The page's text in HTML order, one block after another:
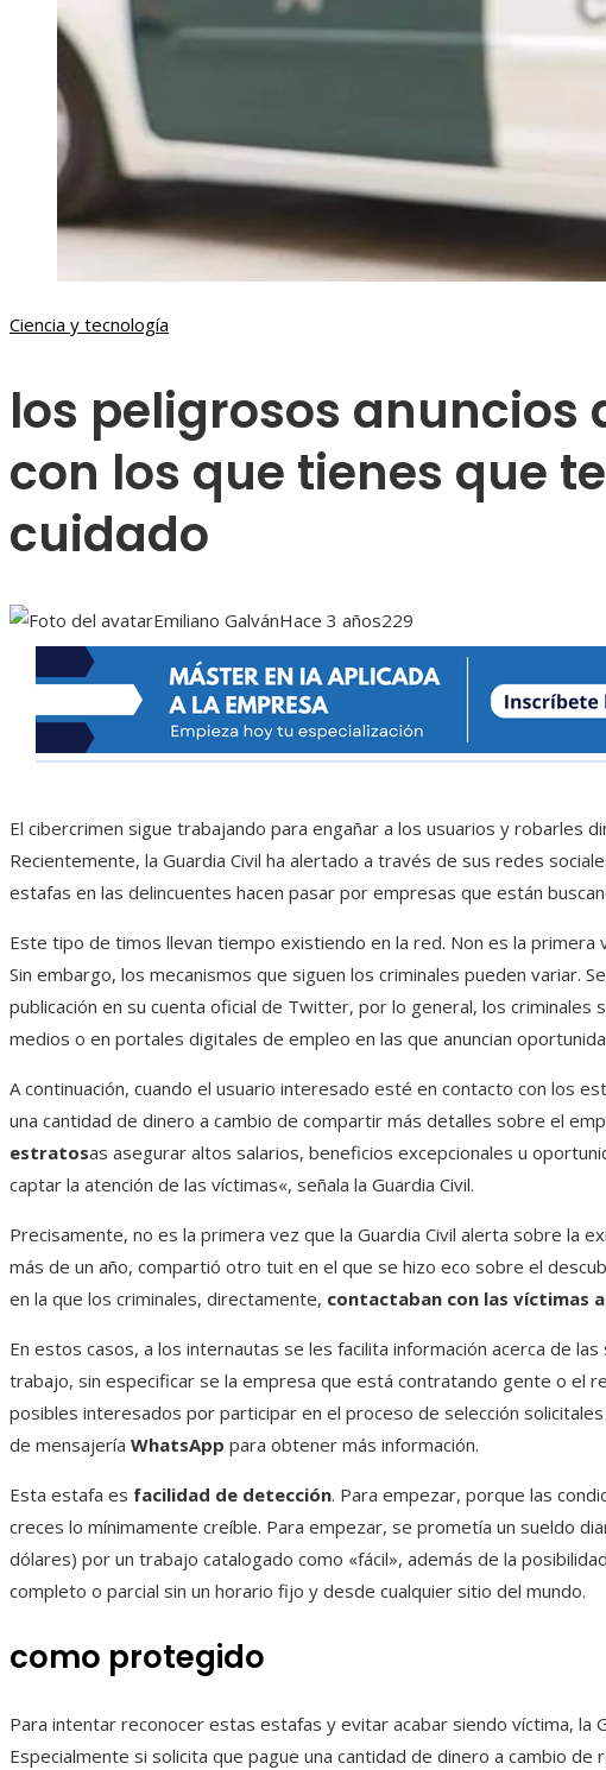
Ciencia y tecnología
los peligrosos anuncios
con los que tienes que
cuidado
Emiliano GalvánHace 3 años229
El cibercrimen sigue trabajando para engañar a los usuarios y robarles
Recientemente, la Guardia Civil ha alertado a través de sus redes
estafas en las delincuentes hacen pasar por empresas que están
Este tipo de timos llevan tiempo existiendo en la red. Non es la primera
Sin embargo, los mecanismos que siguen los criminales pueden variar.
publicación en su cuenta oficial de Twitter, por lo general, los criminales
medios o en portales digitales de empleo en las que anuncian
A continuación, cuando el usuario interesado esté en contacto con los
una cantidad de dinero a cambio de compartir más detalles sobre el
estratosas asegurar altos salarios, beneficios excepcionales u
captar la atención de las víctimas«, señala la Guardia Civil.
Precisamente, no es la primera vez que la Guardia Civil alerta sobre la
más de un año, compartió otro tuit en el que se hizo eco sobre el
en la que los criminales, directamente, contactaban con las víctimas
En estos casos, a los internautas se les facilita información acerca de
trabajo, sin especificar se la empresa que está contratando gente o el
posibles interesados ​​por participar en el proceso de selección
de mensajería WhatsApp para obtener más información.
Esta estafa es facilidad de detección. Para empezar, porque las
creces lo mínimamente creíble. Para empezar, se prometía un sueldo
dólares) por un trabajo catalogado como «fácil», además de la
completo o parcial sin un horario fijo y desde cualquier sitio del mundo.
como protegido
Para intentar reconocer estas estafas y evitar acabar siendo víctima, la
Especialmente si solicita que pague una cantidad de dinero a cambio